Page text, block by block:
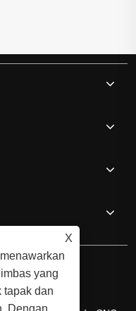
X
yang
tapak dan
Dengan